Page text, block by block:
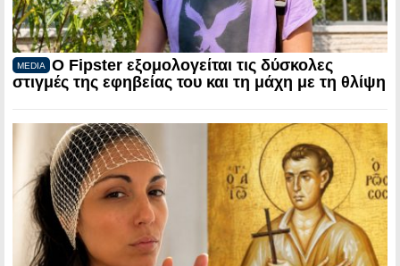
MEDIA
Ο Fipster εξομολογείται τις δύσκολες
στιγμές της εφηβείας του και τη μάχη με τη θλίψη